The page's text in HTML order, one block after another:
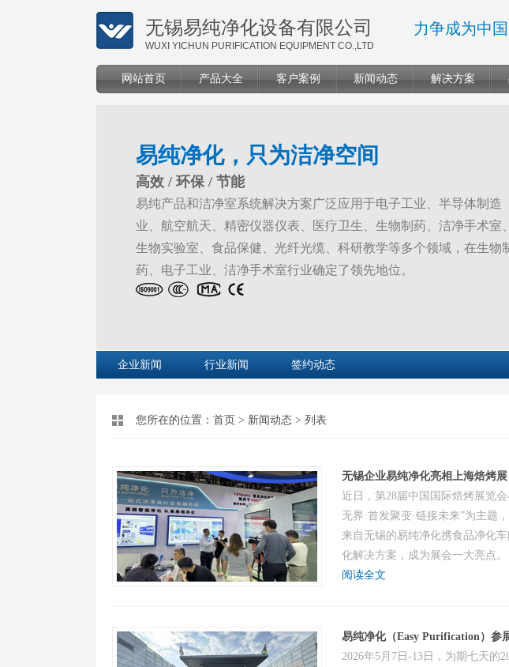
无锡易纯净化设备有限公司
WUXI YICHUN PURIFICATION EQUIPMENT CO.,LTD
力争成为中
网站首页 产品大全 客户案例 新闻动态 解决方案
易纯净化，只为洁净空间
高效 / 环保 / 节能
易纯产品和洁净室系统解决方案广泛应用于电子工业、半导体制造
业、航空航天、精密仪器仪表、医疗卫生、生物制药、洁净手术室、
生物实验室、食品保健、光纤光缆、科研教学等多个领域，在生物
药、电子工业、洁净手术室行业确定了领先地位。
企业新闻 行业新闻 签约动态
您所在的位置： 首页 > 新闻动态 > 列表
无锡企业易纯净化亮相上海焙烤
近日，第28届中国国际焙烤展览
无界·首发聚变·链接未来”为主题
来自无锡的易纯净化携食品净化
化解决方案，成为展会一大亮点。
阅读全文
易纯净化（Easy Purification）参
2026年5月7日-13日，为期七天的